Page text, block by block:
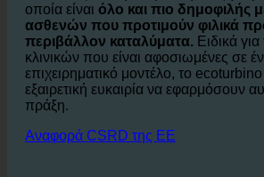
Οι κλινικές που χρησιμοποιούν το
να επιδείξουν τη δέσμευσή τους για
οποία είναιόλο και πιο δημοφιλής
ασθενών που προτιμούν φιλικά
περιβάλλον καταλύματα.Ειδικά για
κλινικών που είναι αφοσιωμένες σε
επιχειρηματικό μοντέλο, το ecoturbino
εξαιρετική ευκαιρία να εφαρμόσουν